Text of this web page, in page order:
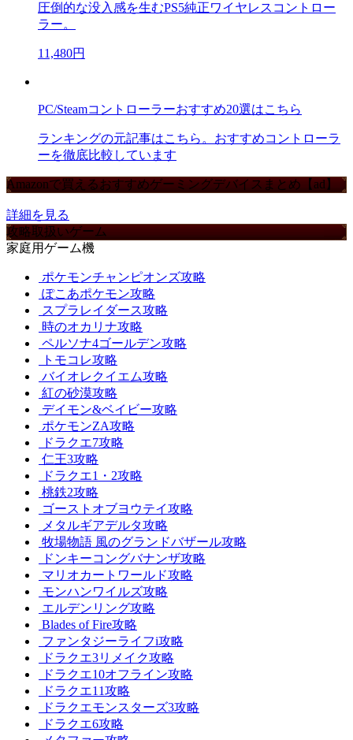
圧倒的な没入感を生むPS5純正ワイヤレスコントロー
ラー。
11,480円
PC/Steamコントローラーおすすめ20選はこちら
ランキングの元記事はこちら。おすすめコントローラ
ーを徹底比較しています
Amazonで買えるおすすめゲーミングデバイスまとめ【ad】
詳細を見る
攻略取扱いゲーム
家庭用ゲーム機
ポケモンチャンピオンズ攻略
ぽこあポケモン攻略
スプラレイダース攻略
時のオカリナ攻略
ペルソナ4ゴールデン攻略
トモコレ攻略
バイオレクイエム攻略
紅の砂漠攻略
デイモン&ベイビー攻略
ポケモンZA攻略
ドラクエ7攻略
仁王3攻略
ドラクエ1・2攻略
桃鉄2攻略
ゴーストオブヨウテイ攻略
メタルギアデルタ攻略
牧場物語 風のグランドバザール攻略
ドンキーコングバナンザ攻略
マリオカートワールド攻略
モンハンワイルズ攻略
エルデンリング攻略
Blades of Fire攻略
ファンタジーライフi攻略
ドラクエ3リメイク攻略
ドラクエ10オフライン攻略
ドラクエ11攻略
ドラクエモンスターズ3攻略
ドラクエ6攻略